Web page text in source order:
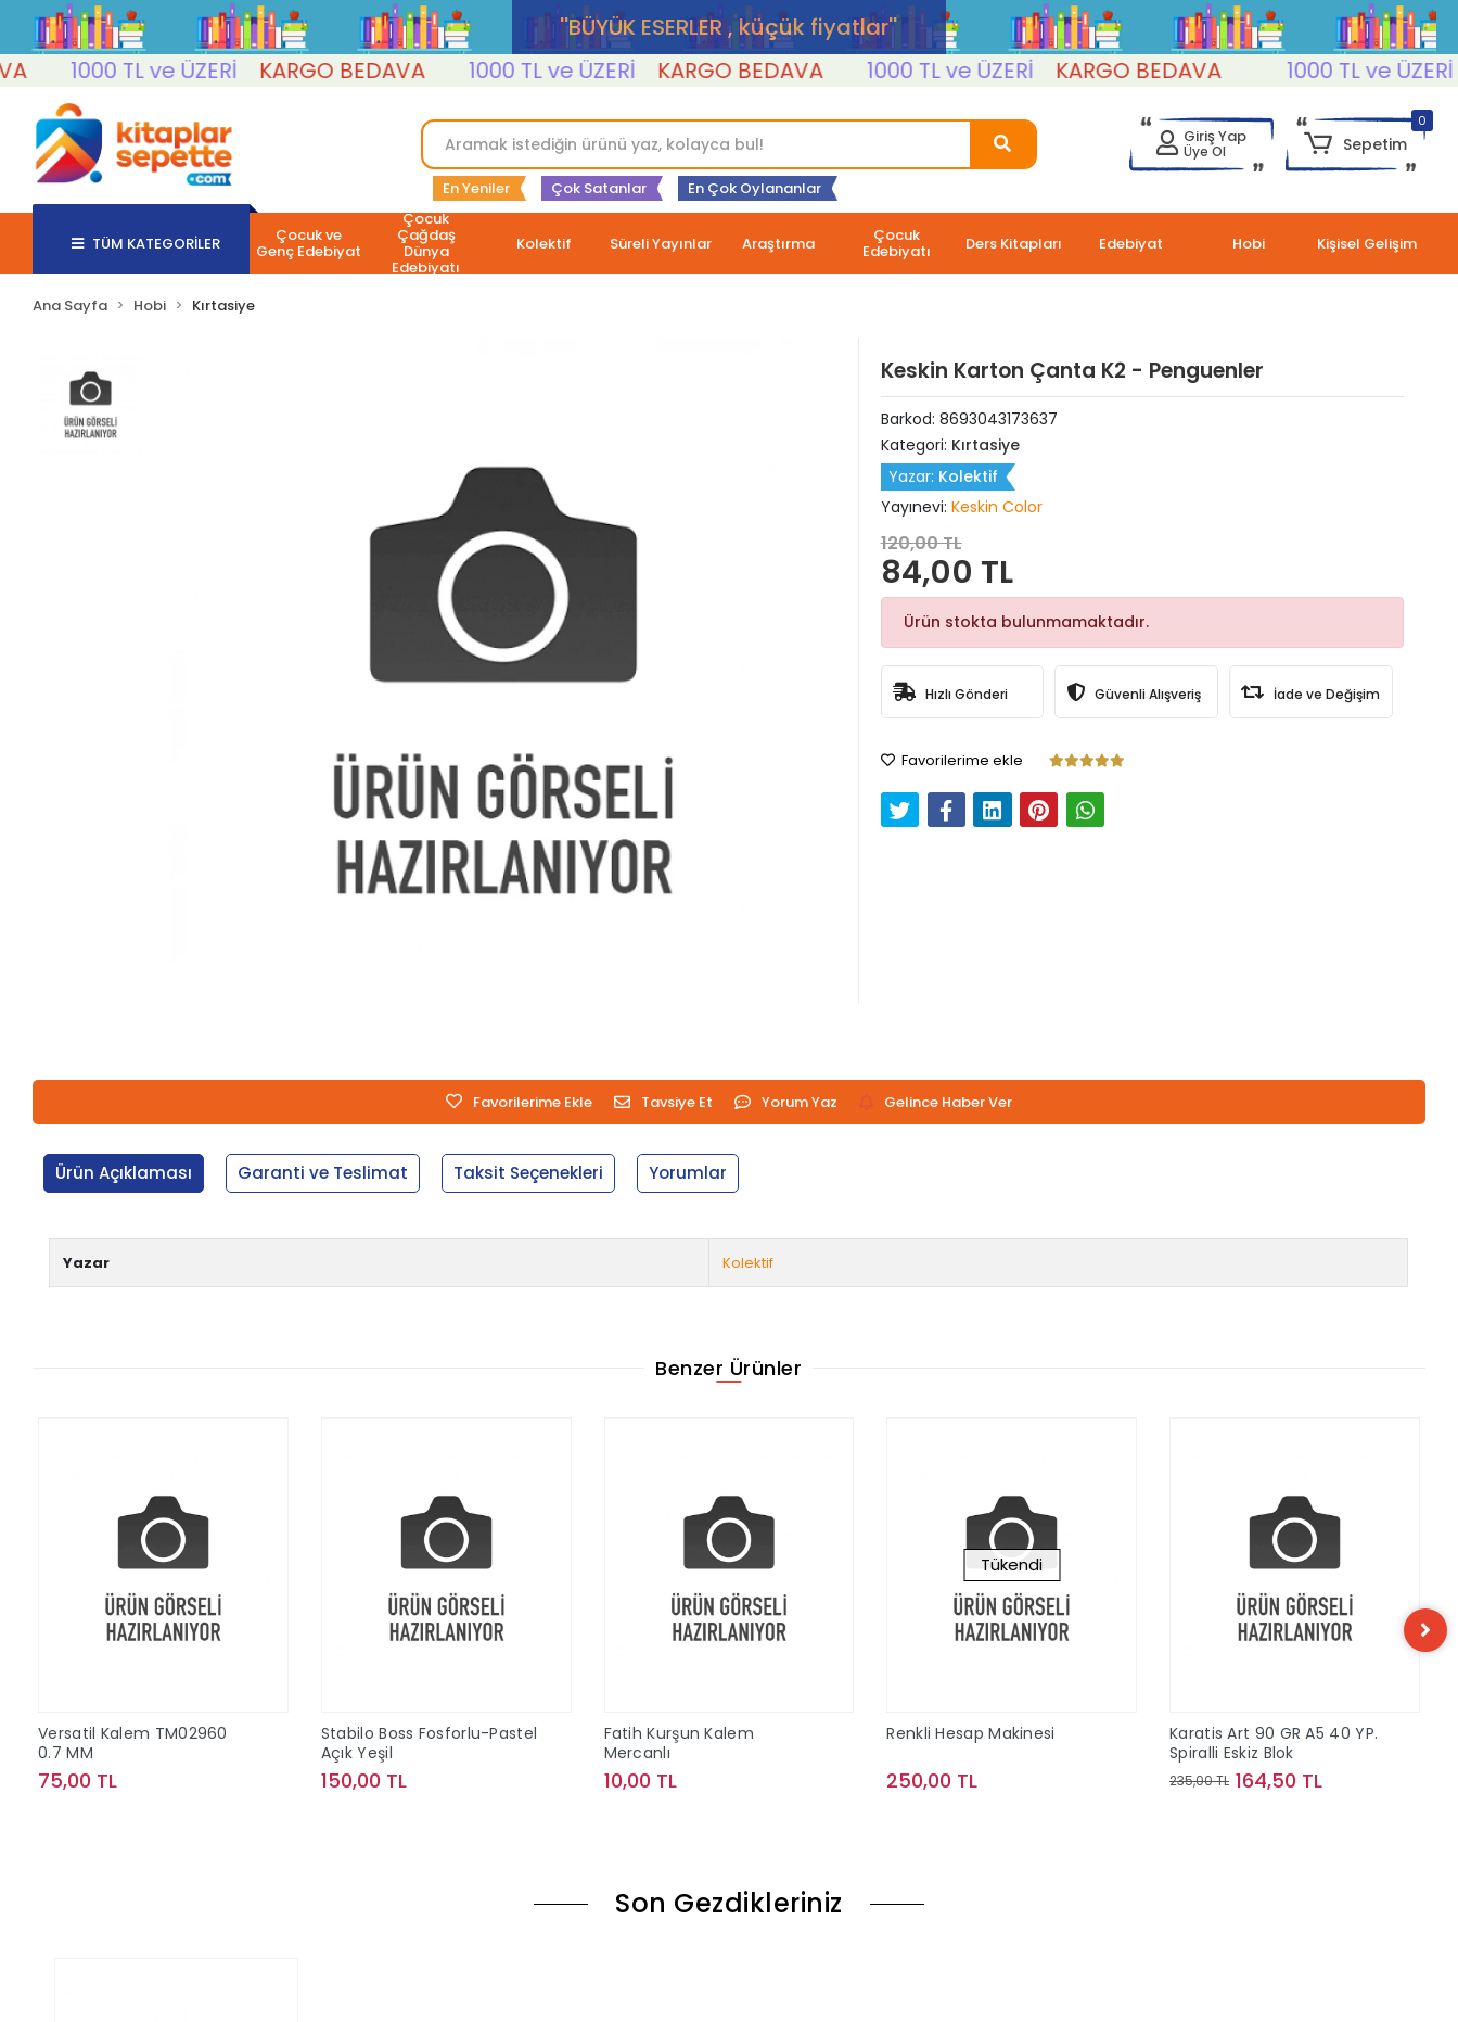
''BÜYÜK ESERLER , küçük fiyatlar''
1000 TL ve ÜZERİ
KARGO BEDAVA 1000 TL ve ÜZERİ KARGO BEDAVA 1000 TL ve ÜZERİ KARGO BEDAVA 1000 TL ve ÜZERİ
En Yeniler Çok Satanlar En Çok Oylananlar
Giriş Yap
Üye Ol
0
Sepetim
TÜM KATEGORİLER Çocuk ve
Genç Edebiyat
Çocuk
Çağdaş
Dünya
Edebiyatı
Kolektif Süreli Yayınlar Araştırma Çocuk
Edebiyatı Ders Kitapları Edebiyat Hobi Kişisel Gelişim
Ana Sayfa Hobi Kırtasiye
Keskin Karton Çanta K2 - Penguenler
Barkod: 8693043173637
Kategori: Kırtasiye
Yazar: Kolektif
Yayınevi: Keskin Color
120,00 TL
84,00 TL
Ürün stokta bulunmamaktadır.
Hızlı Gönderi Güvenli Alışveriş İade ve Değişim
Favorilerime ekle
Favorilerime Ekle Tavsiye Et Yorum Yaz Gelince Haber Ver
Ürün Açıklaması Garanti ve Teslimat Taksit Seçenekleri Yorumlar
Yazar Kolektif
Benzer Ürünler
Versatil Kalem TM02960
0.7 MM
75,00 TL
Stabilo Boss Fosforlu-Pastel
Açık Yeşil
150,00 TL
Fatih Kurşun Kalem
Mercanlı
10,00 TL
Tükendi
Renkli Hesap Makinesi
250,00 TL
Karatis Art 90 GR A5 40 YP.
Spiralli Eskiz Blok
235,00 TL 164,50 TL
Son Gezdikleriniz